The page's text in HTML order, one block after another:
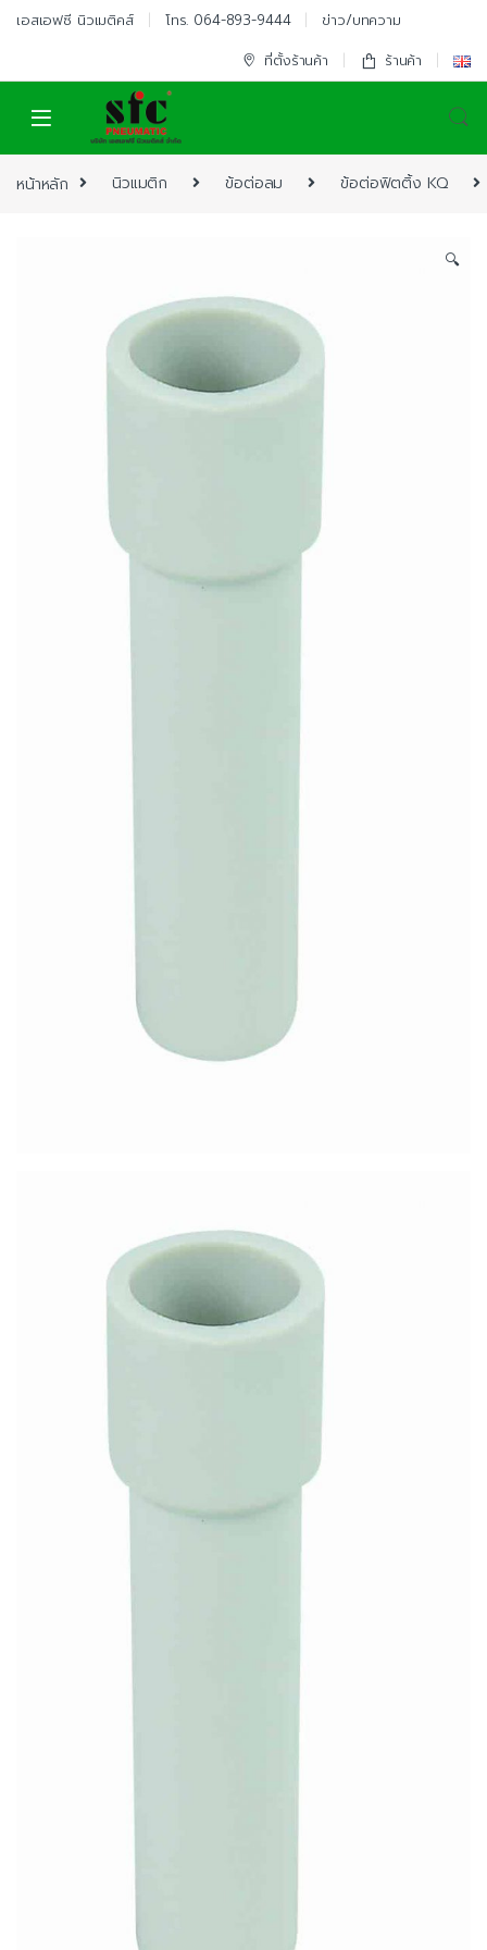
Skip to navigation
Skip to content
เอสเอฟซี นิวเมติคส์ โทร. 064-893-9444
ข่าว/บทความ
ที่ตั้งร้านค้า
ร้านค้า
หน้าหลัก นิวแมติก ข้อต่อลม ข้อต่อฟิตติ้ง KQ
🔍